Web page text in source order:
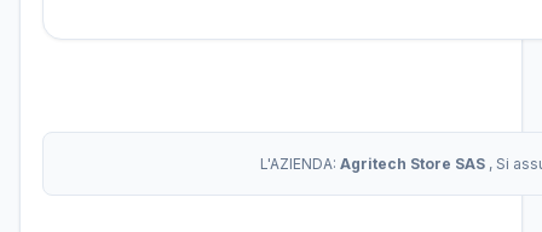
L'AZIENDA: Agritech Store SAS , Si